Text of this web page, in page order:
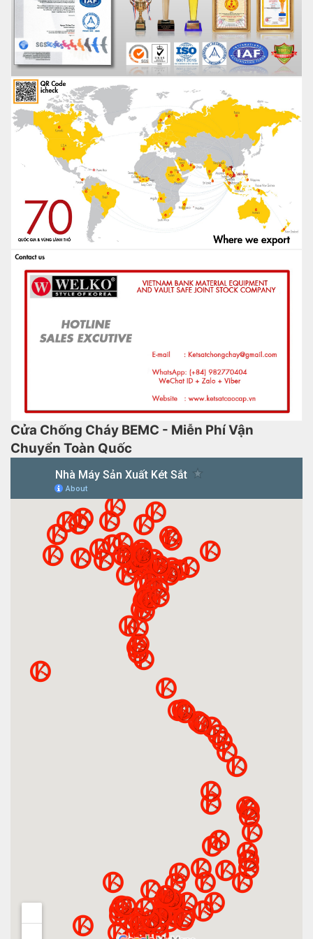
Cửa Chống Cháy BEMC - Miễn Phí Vận
Chuyển Toàn Quốc